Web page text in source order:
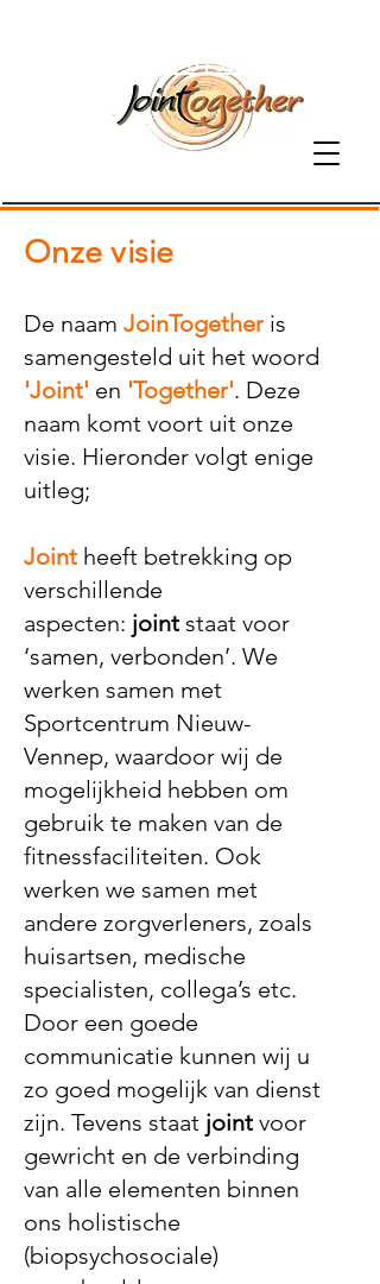
06-81379800
Onze visie
De naam JoinTogetheris
samengesteld uit het woord
'Joint' en 'Together'. Deze
naam komt voort uit onze
visie. Hieronder volgt enige
uitleg;
Joint heeft betrekking op
verschillende
aspecten: joint staat voor
‘samen, verbonden’. We
werken samen met
Sportcentrum Nieuw-
Vennep, waardoor wij de
mogelijkheid hebben om
gebruik te maken van de
fitnessfaciliteiten. Ook
werken we samen met
andere zorgverleners, zoals
huisartsen, medische
specialisten, collega’s etc.
Door een goede
communicatie kunnen wij u
zo goed mogelijk van dienst
zijn. Tevens staat joint voor
gewricht en de verbinding
van alle elementen binnen
ons holistische
(biopsychosociale)